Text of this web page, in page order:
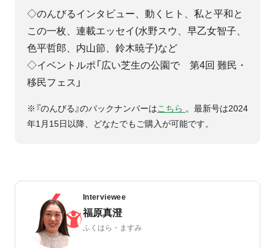
◇のんびるインタビュー、動くヒト、私と平和と
この一枚、連載エッセイ(水野スウ、早乙女智子、
色平哲郎、内山節、鈴木暁子)など
◇イベントルポ「広い芝生の公園で 第4回 難民・
移民フェス」
※『のんびる』のバックナンバーはこちら 。最新号は2024
年1月15日以降、どなたでもご購入が可能です。
Interviewee
福原真澄
ふくはら・ますみ